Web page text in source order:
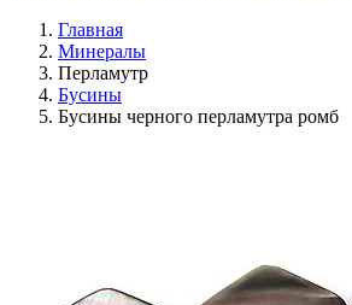
Главная
Минералы
Перламутр
Бусины
Бусины черного перламутра ромб